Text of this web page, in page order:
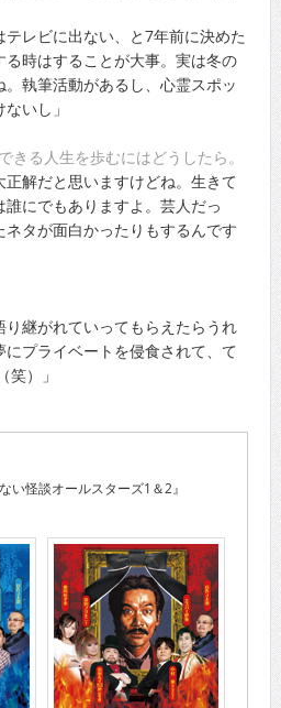
テレビに出ない、と7年前に決めた
時はすることが大事。実は冬の
執筆活動があるし、心霊スポッ
いし」
る人生を歩むにはどうしたら。
正解だと思いますけどね。生きて
にでもありますよ。芸人だっ
タが面白かったりもするんです
り継がれていってもらえたらうれ
にプライベートを侵食されて、て
）」
い怪談オールスターズ1＆2』